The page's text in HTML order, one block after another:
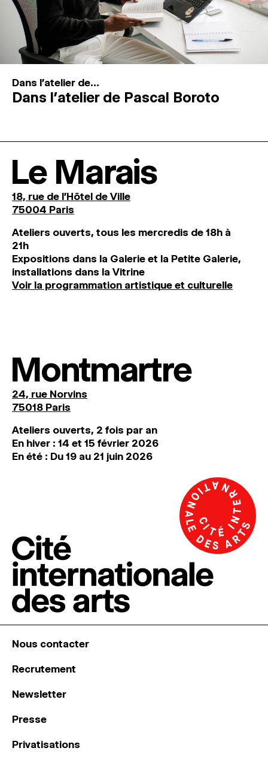
Dans l'atelier de...
Dans l’atelier de Pascal Boroto
Le Marais
18, rue de l'Hôtel de Ville
75004 Paris
Ateliers ouverts, tous les mercredis de 18h à
21h
Expositions dans la Galerie et la Petite Galerie,
installations dans la Vitrine
Voir la programmation artistique et culturelle
Montmartre
24, rue Norvins
75018 Paris
Ateliers ouverts, 2 fois par an
En hiver : 14 et 15 février 2026
En été : Du 19 au 21 juin 2026
Nous contacter
Recrutement
Newsletter
Presse
Privatisations